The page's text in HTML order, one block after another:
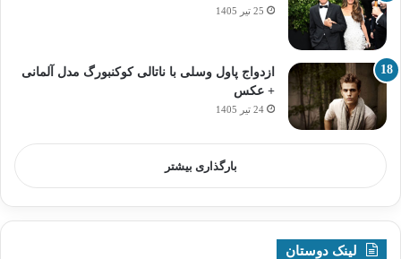
25 تیر 1405
ازدواج پاول وسلی با ناتالی کوکنبورگ مدل آلمانی
+ عکس
24 تیر 1405
بارگذاری بیشتر
لینک دوستان